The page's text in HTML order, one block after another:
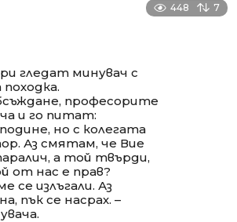
448 7
гледат минувач с
професорите
и го питат:
но с колегата
Аз смятам, че Вие
а той твърди,
от нас е прав?
се излъгали. Аз
пък се насрах. –